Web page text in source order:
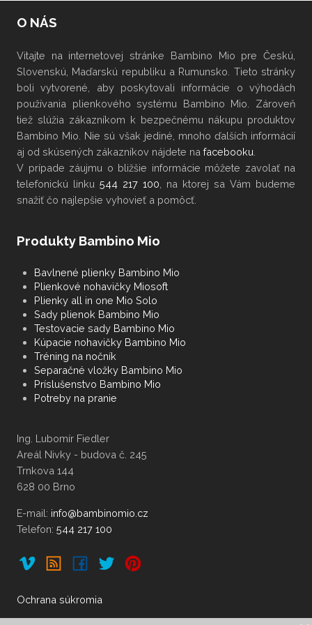
O NÁS
Vitajte na internetovej stránke Bambino Mio pre Českú,
Slovenskú, Maďarskú republiku a Rumunsko. Tieto stránky
boli vytvorené, aby poskytovali informácie o výhodách
používania plienkového systému Bambino Mio. Zároveň
tiež slúžia zákazníkom k bezpečnému nákupu produktov
Bambino Mio. Nie sú však jediné, mnoho ďalších informácií
aj od skúsených zákazníkov nájdete na facebooku
V prípade záujmu o bližšie informácie môžete zavolať na
telefonickú linku 544 217 100 , na ktorej sa Vám budeme
snažiť čo najlepšie vyhovieť a pomôcť.
Produkty Bambino Mio
Bavlnené plienky Bambino Mio
Plienkové nohavičky Miosoft
Plienky all in one Mio Solo
Sady plienok Bambino Mio
Testovacie sady Bambino Mio
Kúpacie nohavičky Bambino Mio
Tréning na nočník
Separačné vložky Bambino Mio
Príslušenstvo Bambino Mio
Potreby na pranie
Ing. Lubomír Fiedler
Areál Nivky - budova č. 245
Trnkova 144
628 00 Brno
E-mail:
Telefon: 544 217 100
Ochrana súkromia